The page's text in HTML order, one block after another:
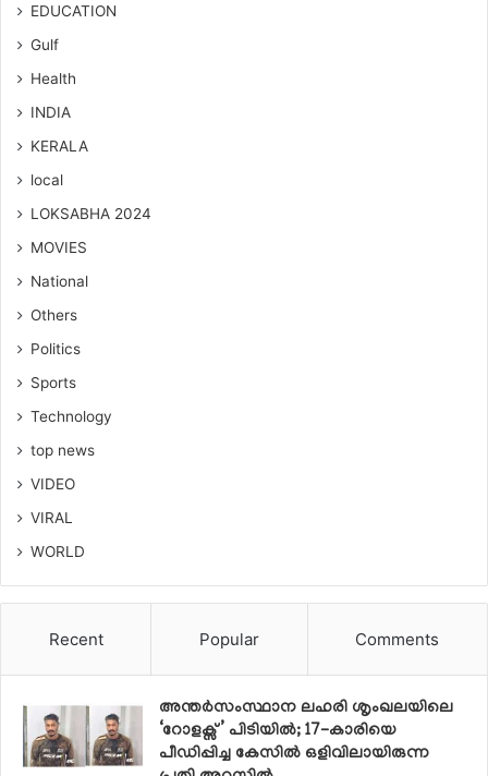
EDUCATION
Gulf
Health
INDIA
KERALA
local
LOKSABHA 2024
MOVIES
National
Others
Politics
Sports
Technology
top news
VIDEO
VIRAL
WORLD
Recent Popular Comments
അന്തർസംസ്ഥാന ലഹരി ശൃംഖലയിലെ
‘റോളക്സ്’ പിടിയിൽ; 17-കാരിയെ
പീഡിപ്പിച്ച കേസിൽ ഒളിവിലായിരുന്ന